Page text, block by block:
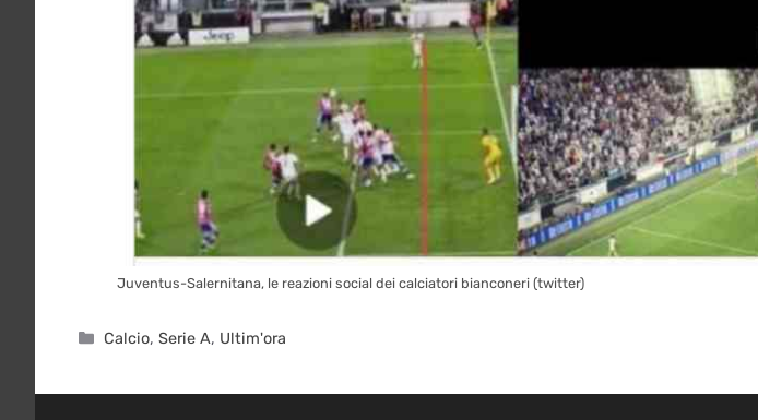
Juventus-Salernitana, le reazioni social dei calciatori bianconeri (twitter)
Categorie
Calcio,Serie A, Ultim'ora